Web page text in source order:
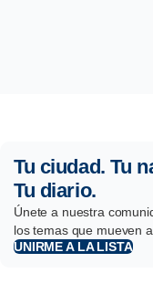
Tu ciudad. Tu
Tu diario.
Únete a nuestra
los temas que mueven
UNIRME A LA LISTA